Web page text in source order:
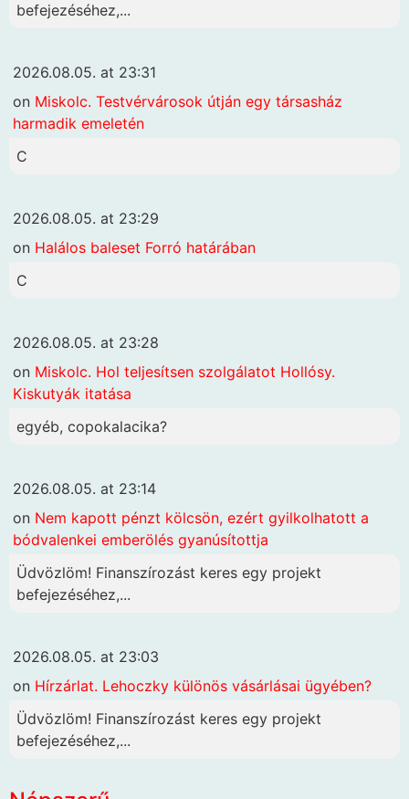
befejezéséhez,...
2026.08.05. at 23:31
on Miskolc. Testvérvárosok útján egy társasház
harmadik emeletén
C
2026.08.05. at 23:29
on Halálos baleset Forró határában
C
2026.08.05. at 23:28
on Miskolc. Hol teljesítsen szolgálatot Hollósy.
Kiskutyák itatása
egyéb, copokalacika?
2026.08.05. at 23:14
on Nem kapott pénzt kölcsön, ezért gyilkolhatott a
bódvalenkei emberölés gyanúsítottja
Üdvözlöm! Finanszírozást keres egy projekt
befejezéséhez,...
2026.08.05. at 23:03
on Hírzárlat. Lehoczky különös vásárlásai ügyében?
Üdvözlöm! Finanszírozást keres egy projekt
befejezéséhez,...